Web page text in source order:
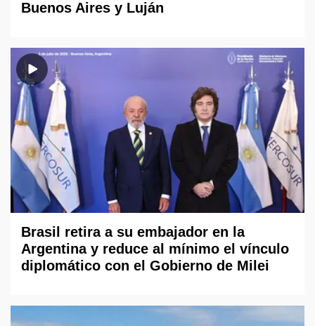
Buenos Aires y Luján
Brasil retira a su embajador en la
Argentina y reduce al mínimo el vínculo
diplomático con el Gobierno de Milei